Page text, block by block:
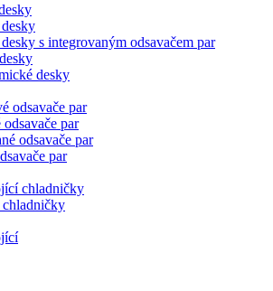
s integrovaným odsavačem par
desky
odsavače par
odsavače par
odsavače par
par
chladničky
chladničky